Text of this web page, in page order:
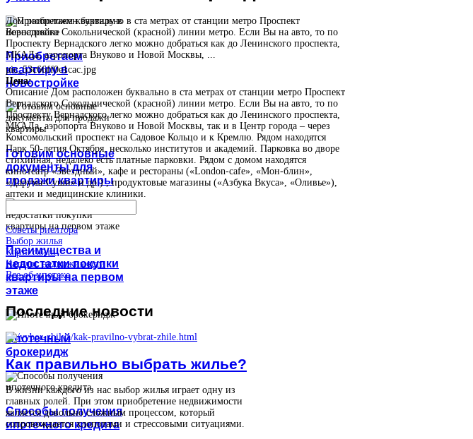
Приобретаем
квартиру в
новостройке
Готовим основные
документы для
продажи квартиры
Преимущества и
недостатки покупки
квартиры на первом
этаже
Ипотечный
брокеридж
Способы получения
ипотечного кредита
Дом расположен буквально в ста метрах от станции метро Проспект
Вернадского Сокольнической (красной) линии метро. Если Вы на авто, то по
Проспекту Вернадского легко можно добраться как до Ленинского проспекта,
МКАДа, аэропорта Внуково и Новой Москвы, ...
pic_53c66ff0e1cac.jpg
Цена:
ОписаниеДом расположен буквально в ста метрах от станции метро Проспект
Вернадского Сокольнической (красной) линии метро. Если Вы на авто, то по
Проспекту Вернадского легко можно добраться как до Ленинского проспекта,
МКАДа, аэропорта Внуково и Новой Москвы, так и в Центр города – через
Комсомольский проспект на Садовое Кольцо и к Кремлю. Рядом находятся
Парк 50-летия Октября, несколько институтов и академий. Парковка во дворе
стихийная, недалеко есть платные парковки. Рядом с домом находятся
кинотеатр «Звездный», кафе и рестораны («London-cafe», «Мон-блин»,
«Дарума-Суши» и др.) , продуктовые магазины («Азбука Вкуса», «Оливье»),
аптеки и медицинские клиники.
Советы риелтора
Выбор жилья
Карта сайта
Каталог недвижимости
Все об ипотеке
Последниеновости
Как правильно выбрать жилье?
В жизни каждого из нас выбор жилья играет одну из
главных ролей. При этом приобретение недвижимости
является довольно сложным процессом, который
сопровождается хлопотами и стрессовыми ситуациями.